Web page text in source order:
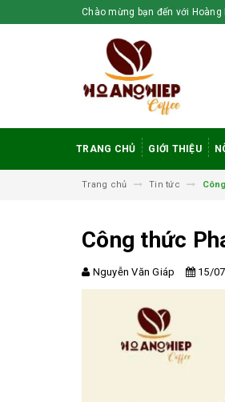
Chào mừng bạn đến với Hoàng
TRANG CHỦ GIỚI THIỆU
Trang chủ Tin tức
Công thức
Nguyễn Văn Giáp 15/